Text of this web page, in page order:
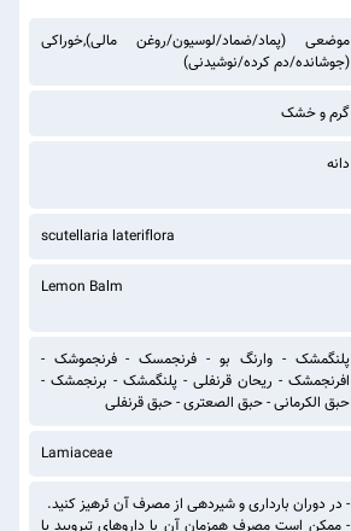
موضعی (پماد/ضماد/لوسیون/روغن مالی),خوراکی
(جوشانده/دم کرده/نوشیدنی)
گرم و خشک
دانه
scutellaria lateriflora
Lemon Balm
پلنگمشک - وارنگ بو - فرنجمسک - فرنجموشک -
افرنجمشک - ریحان قرنفلی - پلنگمشک - برنجمشک -
حبق الکرمانی - حبق الصعتری - حبق قرنفلی
Lamiaceae
- در دوران بارداری و شیردهی از مصرف آن ئرهیز کنید.
- ممکن است مصرف همزمان آن با داروهای تیرویید یا